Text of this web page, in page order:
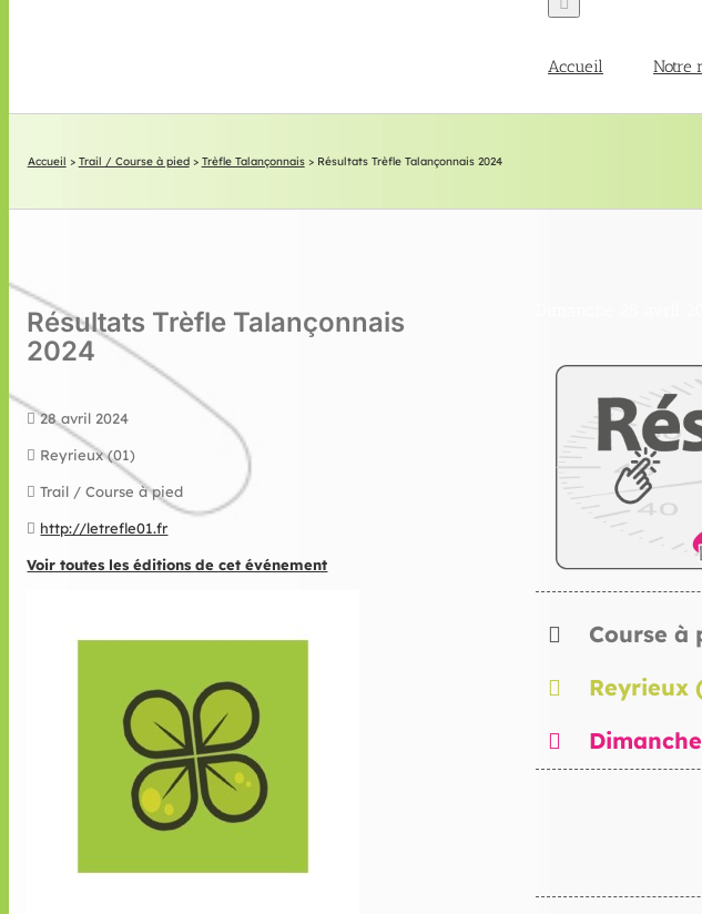
Accueil Notre
Accueil > Trail / Course à pied> Trèfle Talançonnais> Résultats Trèfle Talançonnais 2024
Résultats Trèfle Talançonnais
2024
28 avril 2024
Reyrieux (01)
Trail / Course à pied
http://letrefle01.fr
Voir toutes les éditions de cet événement
Course à
Reyrieux